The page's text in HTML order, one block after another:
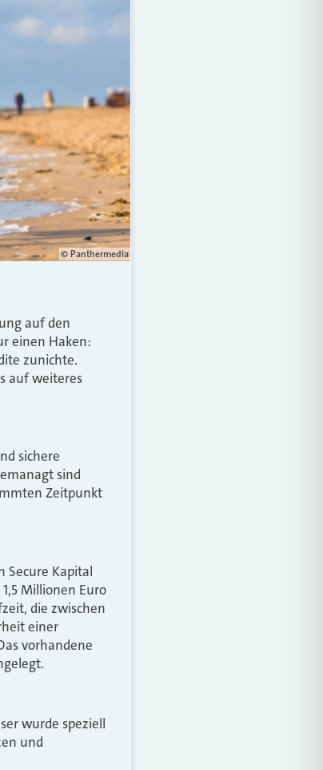
© Panthermedia
auf den
einen Haken:
zunichte.
auf weiteres
sichere
sind
Zeitpunkt
Secure Kapital
Millionen Euro
die zwischen
einer
vorhandene
wurde speziell
und